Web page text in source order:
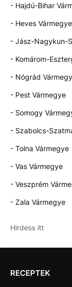
- Hajdú-Bihar
- Heves Vármegye
- Jász-Nagykun-
- Komárom-
- Nógrád
- Pest Vármegye
- Somogy
- Szabolcs-
- Tolna Vármegye
- Vas Vármegye
- Veszprém
- Zala Vármegye
Hirdess itt
RECEPTEK